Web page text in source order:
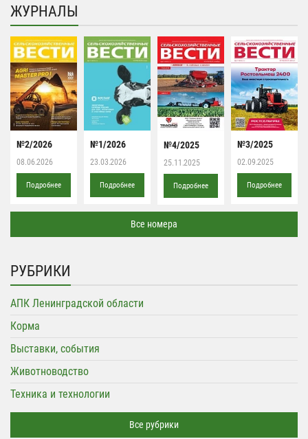
ЖУРНАЛЫ
№2/2026
08.06.2026
Подробнее
№1/2026
23.03.2026
Подробнее
№4/2025
25.11.2025
Подробнее
№3/2025
02.09.2025
Подробнее
Все номера
РУБРИКИ
АПК Ленинградской области
Корма
Выставки, события
Животноводство
Техника и технологии
Все рубрики